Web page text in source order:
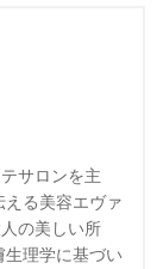
サロンを主
る美容エヴァ
の美しい所
理学に基づい